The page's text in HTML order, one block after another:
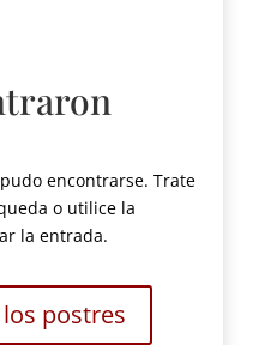
encontrarse. Trate
o utilice la
la entrada.
postres